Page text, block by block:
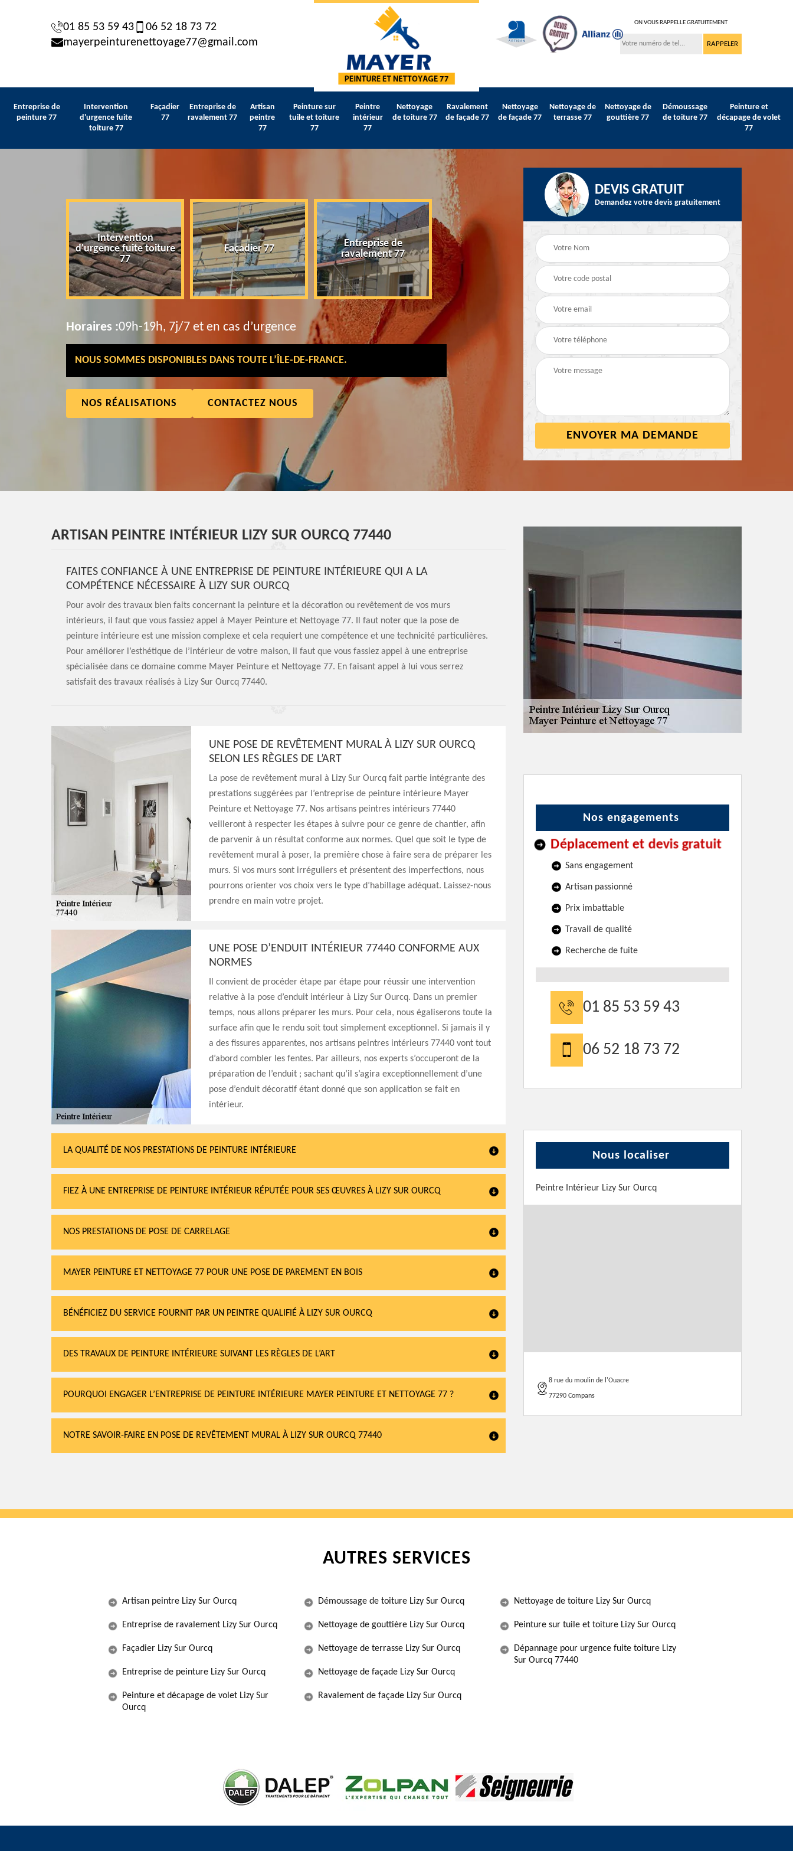
01 85 53 59 43
06 52 18 73 72
mayerpeinturenettoyage77@gmail.com
ON VOUS RAPPELLE GRATUITEMENT
Entreprise de
peinture 77
Intervention
d'urgence fuite
toiture 77
Façadier
77
Entreprise de
ravalement 77
Artisan
peintre
77
Peinture sur
tuile et toiture
77
Peintre
intérieur
77
Nettoyage
de toiture 77
Ravalement
de façade 77
Nettoyage
de façade 77
Nettoyage de
terrasse 77
Nettoyage de
gouttière 77
Démoussage
de toiture 77
Peinture et
décapage de volet
77
Intervention
d'urgence fuite toiture
77
Façadier 77
Entreprise de
ravalement 77
Artisan peintre 77
Peinture sur tuile et
Peintre intérieur 77
Horaires :09h-19h, 7j/7 et en cas d’urgence
NOUS SOMMES DISPONIBLES DANS TOUTE L’ÎLE-DE-FRANCE.
NOS RÉALISATIONS CONTACTEZ NOUS
DEVIS GRATUIT
Demandez votre devis gratuitement
ARTISAN PEINTRE INTÉRIEUR LIZY SUR OURCQ 77440
FAITES CONFIANCE À UNE ENTREPRISE DE PEINTURE INTÉRIEURE QUI A LA
COMPÉTENCE NÉCESSAIRE À LIZY SUR OURCQ
Pour avoir des travaux bien faits concernant la peinture et la décoration ou revêtement de vos murs
intérieurs, il faut que vous fassiez appel à Mayer Peinture et Nettoyage 77. Il faut noter que la pose de
peinture intérieure est une mission complexe et cela requiert une compétence et une technicité particulières.
Pour améliorer l’esthétique de l’intérieur de votre maison, il faut que vous fassiez appel à une entreprise
spécialisée dans ce domaine comme Mayer Peinture et Nettoyage 77. En faisant appel à lui vous serrez
satisfait des travaux réalisés à Lizy Sur Ourcq 77440.
UNE POSE DE REVÊTEMENT MURAL À LIZY SUR OURCQ
SELON LES RÈGLES DE L’ART
La pose de revêtement mural à Lizy Sur Ourcq fait partie intégrante des
prestations suggérées par l’entreprise de peinture intérieure Mayer
Peinture et Nettoyage 77. Nos artisans peintres intérieurs 77440
veilleront à respecter les étapes à suivre pour ce genre de chantier, afin
de parvenir à un résultat conforme aux normes. Quel que soit le type de
revêtement mural à poser, la première chose à faire sera de préparer les
murs. Si vos murs sont irréguliers et présentent des imperfections, nous
pourrons orienter vos choix vers le type d’habillage adéquat. Laissez-nous
prendre en main votre projet.
UNE POSE D’ENDUIT INTÉRIEUR 77440 CONFORME AUX
NORMES
Il convient de procéder étape par étape pour réussir une intervention
relative à la pose d’enduit intérieur à Lizy Sur Ourcq. Dans un premier
temps, nous allons préparer les murs. Pour cela, nous égaliserons toute la
surface afin que le rendu soit tout simplement exceptionnel. Si jamais il y
a des fissures apparentes, nos artisans peintres intérieurs 77440 vont tout
d’abord combler les fentes. Par ailleurs, nos experts s’occuperont de la
préparation de l’enduit ; sachant qu’il s’agira exceptionnellement d’une
pose d’enduit décoratif étant donné que son application se fait en
intérieur.
LA QUALITÉ DE NOS PRESTATIONS DE PEINTURE INTÉRIEURE
FIEZ À UNE ENTREPRISE DE PEINTURE INTÉRIEUR RÉPUTÉE POUR SES ŒUVRES À LIZY SUR OURCQ
NOS PRESTATIONS DE POSE DE CARRELAGE
MAYER PEINTURE ET NETTOYAGE 77 POUR UNE POSE DE PAREMENT EN BOIS
BÉNÉFICIEZ DU SERVICE FOURNIT PAR UN PEINTRE QUALIFIÉ À LIZY SUR OURCQ
DES TRAVAUX DE PEINTURE INTÉRIEURE SUIVANT LES RÈGLES DE L’ART
POURQUOI ENGAGER L’ENTREPRISE DE PEINTURE INTÉRIEURE MAYER PEINTURE ET NETTOYAGE 77 ?
NOTRE SAVOIR-FAIRE EN POSE DE REVÊTEMENT MURAL À LIZY SUR OURCQ 77440
Nos engagements
Déplacement et devis gratuit
Sans engagement
Artisan passionné
Prix imbattable
Travail de qualité
Recherche de fuite
01 85 53 59 43
06 52 18 73 72
Nous localiser
Peintre Intérieur Lizy Sur Ourcq
8 rue du moulin de l'Ouacre
77290 Compans
AUTRES SERVICES
Artisan peintre Lizy Sur Ourcq
Entreprise de ravalement Lizy Sur Ourcq
Façadier Lizy Sur Ourcq
Entreprise de peinture Lizy Sur Ourcq
Peinture et décapage de volet Lizy Sur
Ourcq
Démoussage de toiture Lizy Sur Ourcq
Nettoyage de gouttière Lizy Sur Ourcq
Nettoyage de terrasse Lizy Sur Ourcq
Nettoyage de façade Lizy Sur Ourcq
Ravalement de façade Lizy Sur Ourcq
Nettoyage de toiture Lizy Sur Ourcq
Peinture sur tuile et toiture Lizy Sur Ourcq
Dépannage pour urgence fuite toiture Lizy
Sur Ourcq 77440